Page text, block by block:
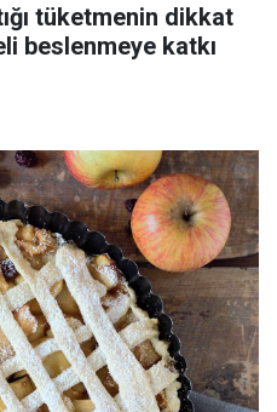
tüketmenin dikkat
beslenmeye katkı